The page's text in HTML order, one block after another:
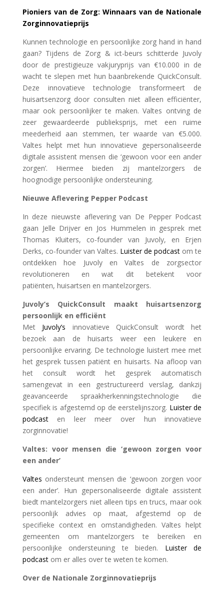
Pioniers van de Zorg: Winnaars van de Nationale
Zorginnovatieprijs
Kunnen technologie en persoonlijke zorg hand in hand
gaan? Tijdens de Zorg & ict-beurs schitterde Juvoly
door de prestigieuze vakjuryprijs van €10.000 in de
wacht te slepen met hun baanbrekende QuickConsult.
Deze innovatieve technologie transformeert de
huisartsenzorg door consulten niet alleen efficiënter,
maar ook persoonlijker te maken. Valtes ontving de
zeer gewaardeerde publieksprijs, met een ruime
meederheid aan stemmen, ter waarde van €5.000.
Valtes helpt met hun innovatieve gepersonaliseerde
digitale assistent mensen die ‘gewoon voor een ander
zorgen’. Hiermee bieden zij mantelzorgers de
hoognodige persoonlijke ondersteuning.
Nieuwe Aflevering Pepper Podcast
In deze nieuwste aflevering van De Pepper Podcast
gaan Jelle Drijver en Jos Hummelen in gesprek met
Thomas Kluiters, co-founder van Juvoly, en Erjen
Derks, co-founder van Valtes. Luister de podcast om te
ontdekken hoe Juvoly en Valtes de zorgsector
revolutioneren en wat dit betekent voor
patiënten, huisartsen en mantelzorgers.
Juvoly’s QuickConsult maakt huisartsenzorg
persoonlijk en efficiënt
Met Juvoly’s innovatieve QuickConsult wordt het
bezoek aan de huisarts weer een leukere en
persoonlijke ervaring. De technologie luistert mee met
het gesprek tussen patiënt en huisarts. Na afloop van
het consult wordt het gesprek automatisch
samengevat in een gestructureerd verslag, dankzij
geavanceerde spraakherkenningstechnologie die
specifiek is afgestemd op de eerstelijnszorg. Luister de
podcasten leer meer over hun innovatieve
zorginnovatie!
Valtes: voor mensen die ‘gewoon zorgen voor
een ander’
Valtes ondersteunt mensen die ‘gewoon zorgen voor
een ander’. Hun gepersonaliseerde digitale assistent
biedt mantelzorgers niet alleen tips en trucs, maar ook
persoonlijk advies op maat, afgestemd op de
specifieke context en omstandigheden. Valtes helpt
gemeenten om mantelzorgers te bereiken en
persoonlijke ondersteuning te bieden. Luister de
podcastom er alles over te weten te komen.
Over de Nationale Zorginnovatieprijs